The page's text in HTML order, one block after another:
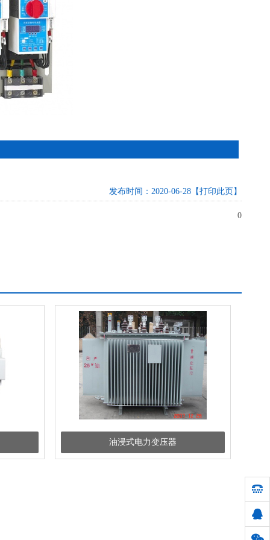
发布时间：2020-06-28 【打印此页】
0
油浸式电力变压器